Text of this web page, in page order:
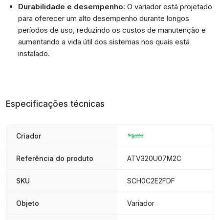
Durabilidade e desempenho: O variador está projetado
para oferecer um alto desempenho durante longos
períodos de uso, reduzindo os custos de manutenção e
aumentando a vida útil dos sistemas nos quais está
instalado.
Especificações técnicas
Criador
Referência do produto ATV320U07M2C
SKU SCH0C2E2FDF
Objeto Variador